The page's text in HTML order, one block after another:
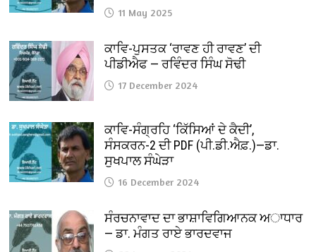
11 May 2025
ਕਾਵਿ-ਪੁਸਤਕ ‘ਰਾਵਣ ਹੀ ਰਾਵਣ’ ਦੀ
ਪੀਡੀਐਫ — ਰਵਿੰਦਰ ਸਿੰਘ ਸੋਢੀ
17 December 2024
ਕਾਵਿ-ਸੰਗ੍ਰਹਿ ‘ਕਿੱਸਿਆਂ ਦੇ ਕੈਦੀ’,
ਸੰਸਕਰਨ-2 ਦੀ PDF (ਪੀ.ਡੀ.ਐਫ਼.)—ਡਾ.
ਸੁਖਪਾਲ ਸੰਘੇੜਾ
16 December 2024
ਸੰਰਚਨਾਵਾਦ ਦਾ ਭਾਸ਼ਾਵਿਗਿਆਨਕ ਅਾਧਾਰ
— ਡਾ. ਮੰਗਤ ਰਾਏ ਭਾਰਦਵਾਜ